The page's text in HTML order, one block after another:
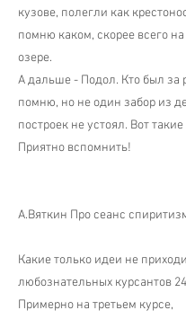
кузове, полегли как
помню каком, скорее всего
озере.
А дальше - Подол. Кто был за
помню, но не один забор из
построек не устоял. Вот
Приятно вспомнить!
А.Вяткин Про сеанс
Какие только идеи не
любознательных курсантов
Примерно на третьем курсе,